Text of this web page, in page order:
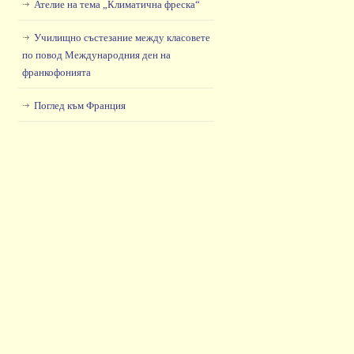
Ателие на тема „Климатична фреска“
Училищно състезание между класовете
по повод Международния ден на
франкофонията
Поглед към Франция